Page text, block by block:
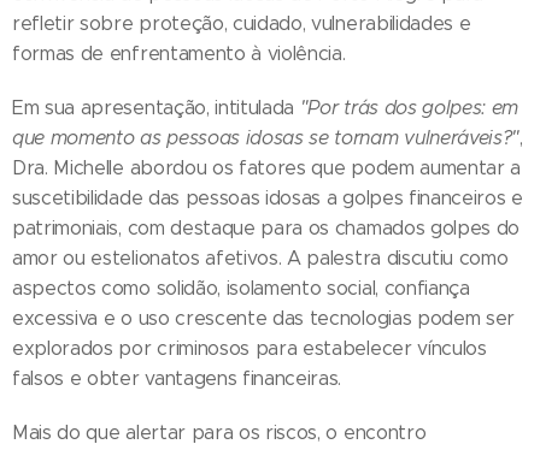
refletir sobre proteção, cuidado, vulnerabilidades e
formas de enfrentamento à violência.
Em sua apresentação, intitulada "Por trás dos golpes: em
que momento as pessoas idosas se tornam vulneráveis?",
Dra. Michelle abordou os fatores que podem aumentar a
suscetibilidade das pessoas idosas a golpes financeiros e
patrimoniais, com destaque para os chamados golpes do
amor ou estelionatos afetivos. A palestra discutiu como
aspectos como solidão, isolamento social, confiança
excessiva e o uso crescente das tecnologias podem ser
explorados por criminosos para estabelecer vínculos
falsos e obter vantagens financeiras.
Mais do que alertar para os riscos, o encontro